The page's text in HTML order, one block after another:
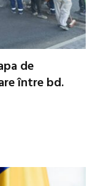
de
între bd.